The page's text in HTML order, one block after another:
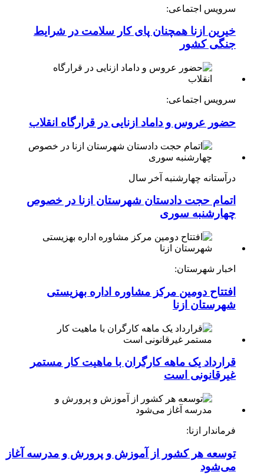
سرویس اجتماعی:
خیرین ازنا همچنان پای کار سلامت در شرایط
جنگی کشور
سرویس اجتماعی:
حضور عروس و داماد ازنایی در قرارگاه انقلاب
درآستانه چهارشنبه آخر سال
اتمام حجت دادستان شهرستان ازنا در خصوص
چهارشنبه ‌سوری
اخبار شهرستان:
افتتاح دومین مرکز مشاوره اداره بهزیستی
شهرستان ازنا
قرارداد یک ماهه کارگران با ماهیت کار مستمر
غیرقانونی است
فرماندار ازنا:
توسعه هر کشور از آموزش و پرورش و مدرسه آغاز
می‌شود